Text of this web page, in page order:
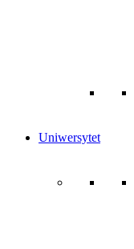
Uniwersytet